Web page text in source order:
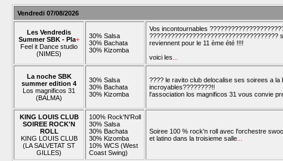
Vendredi 07/08/2026
Les Vendredis
Summer SBK - Pla+
Feel it Dance studio
(NIMES)
30% Salsa
30% Bachata
30% Kizomba
Vos incontournables
????????????????????????????????????
reviennent pour le 11 ème été !!!!
voici les
La noche SBK
summer edition 4
Los magnificos 31
(BALMA)
30% Salsa
30% Bachata
30% Kizomba
???? le ravito club delocalise ses soirees a
incroyables????????!!
l'association los magnificos 31 vous convie
KING LOUIS CLUB
SOIREE ROCK'N
ROLL
KING LOUIS CLUB
(LA SALVETAT ST
GILLES)
100% Rock'N'Roll
30% Salsa
30% Bachata
30% Kizomba
10% WCS (West
Coast Swing)
Soiree 100 % rock'n roll avec l'orchestre
et latino dans la troisieme salle